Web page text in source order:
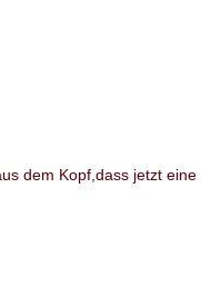
dem Kopf,dass jetzt eine